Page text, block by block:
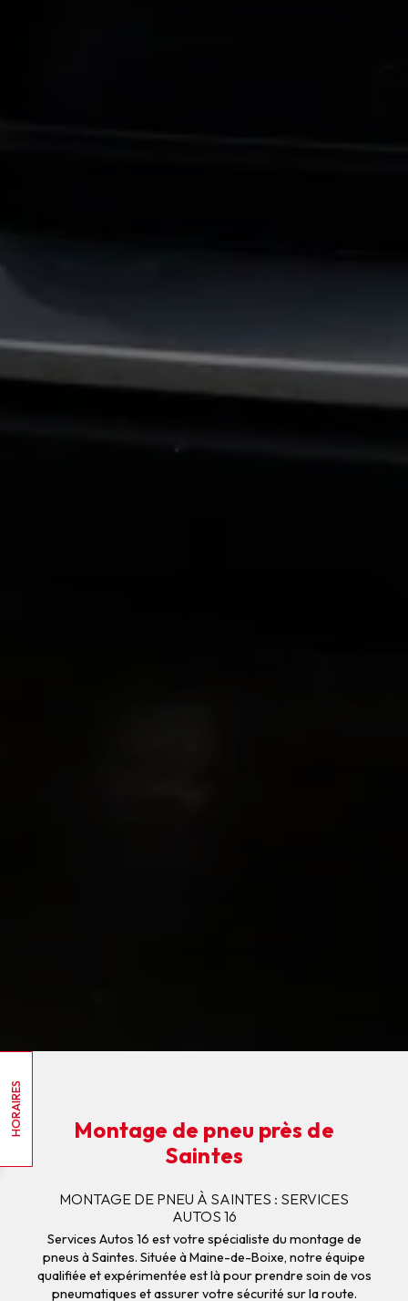
HORAIRES
Montage de pneu près de
Saintes
MONTAGE DE PNEU À SAINTES : SERVICES
AUTOS 16
Services Autos 16 est votre spécialiste du montage de
pneus à Saintes. Située à Maine-de-Boixe, notre équipe
qualifiée et expérimentée est là pour prendre soin de vos
pneumatiques et assurer votre sécurité sur la route.